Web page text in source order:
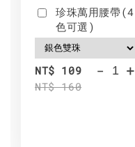
珍珠萬用腰帶(4
色可選)
NT$ 109
NT$ 160
- +